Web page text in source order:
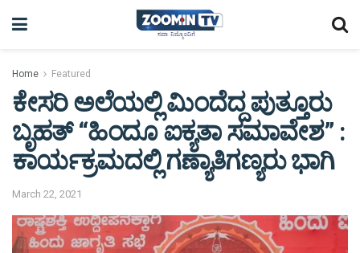
Home Featured
ಕೇಸರಿ ಅಲೆಯಲ್ಲಿ ಮಿಂದೆದ್ದ ಪುತ್ತೂರು
ಬೃಹತ್ “ಹಿಂದೂ ಐಕ್ಯತಾ ಸಮಾವೇಶ” :
ಕಾರ್ಯಕ್ರಮದಲ್ಲಿ ಗಣ್ಯಾತಿಗಣ್ಯರು ಭಾಗಿ
March 22, 2021